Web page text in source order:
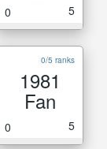
0 5
0/5 ranks
1981
Fan
0 5